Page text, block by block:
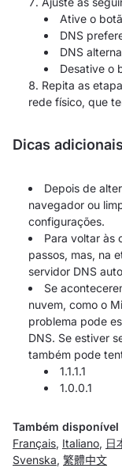
Ative o
DNS
DNS
Desative o
Repita as
rede físico, que
Dicas adicionais
Depois de
navegador ou
configurações.
Para voltar às
passos, mas, na
servidor DNS
Se
nuvem, como o
problema pode
DNS. Se estiver
também pode
1.1.1.1
1.0.0.1
Também disponível
Français, Italiano, 日
Svenska, 繁體中文